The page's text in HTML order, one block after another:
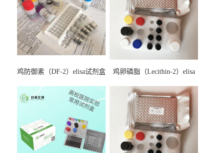
鸡防御素（DF-2）elisa试剂盒
鸡卵磷脂（Lecithin-2）elisa